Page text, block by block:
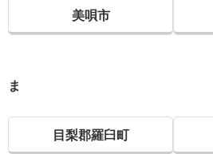
美唄市
ま
目梨郡羅臼町